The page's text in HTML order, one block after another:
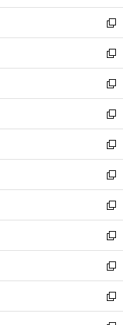
開
く
ウ
で
開
く
ン
ド
ウ
で
開
く
ウ
ィ
ン
ド
ウ
で
開
く
新
し
い
ウ
ィ
ン
ド
ウ
で
開
く
新
し
い
ウ
ィ
ン
ド
ウ
で
開
く
新
し
い
ウ
ィ
ン
ド
ウ
で
開
く
新
し
い
ウ
ィ
ン
ド
ウ
で
開
く
新
し
い
ウ
ィ
ン
ド
ウ
で
開
く
新
し
い
ウ
ィ
ン
ド
ウ
で
開
新
し
い
ウ
ィ
ン
ド
ウ
新
し
い
ウ
ィ
ン
新
し
い
ウ
新
し